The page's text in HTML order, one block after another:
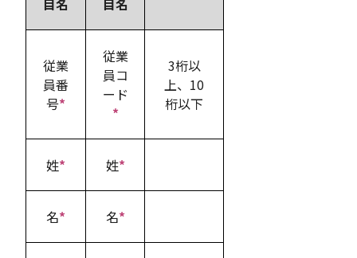
目名
目名
従業
員番
号*
従業
員コ
ード
*
3桁以
上、10
桁以下
姓* 姓*
名* 名*